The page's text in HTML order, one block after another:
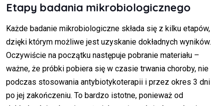
Etapy badania mikrobiologicznego
Każde badanie mikrobiologiczne składa się z kilku etapów,
dzięki którym możliwe jest uzyskanie dokładnych wyników.
Oczywiście na początku następuje pobranie materiału –
ważne, że próbki pobiera się w czasie trwania choroby, nie
podczas stosowania antybiotykoterapii i przez okres 3 dni
po jej zakończeniu. To bardzo istotne, ponieważ od